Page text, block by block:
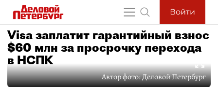
Войти
Visa заплатит гарантийный взнос
$60 млн за просрочку перехода
в НСПК
Автор фото:Деловой Петербург